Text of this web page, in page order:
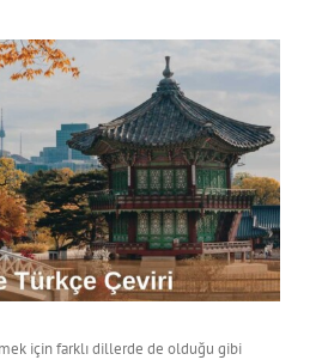
için farklı dillerde de olduğu gibi